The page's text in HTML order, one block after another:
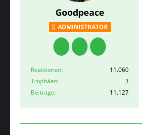
Goodpeace
ADMINISTRATOR
Reaktionen
11.060
Trophäen
3
Beiträge
11.127